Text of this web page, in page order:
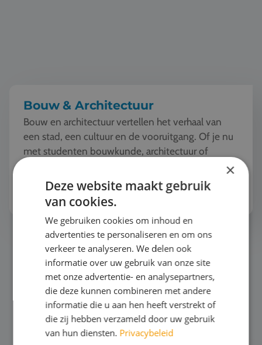
Bouw & Architectuur
Bouw en architectuur vertellen het verhaal van
een stad, een cultuur en de vooruitgang. Of je nu
met studenten bouwkunde, architectuur of
techniek op reis gaat, overal in Europa ontdek je
iconische...
Bekijk het thema
×
Deze website maakt gebruik
van cookies.
We gebruiken cookies om inhoud en
advertenties te personaliseren en om ons
verkeer te analyseren. We delen ook
informatie over uw gebruik van onze site
met onze advertentie- en analysepartners,
die deze kunnen combineren met andere
informatie die u aan hen heeft verstrekt of
die zij hebben verzameld door uw gebruik
van hun diensten. Privacybeleid